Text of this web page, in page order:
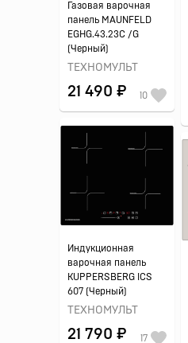
Газовая варочная
панель MAUNFELD
EGHG.43.23C /G
(Черный)
ТЕХНОМУЛЬТ
21 490 ₽ 10
Индукционная
варочная панель
KUPPERSBERG ICS
607 (Черный)
ТЕХНОМУЛЬТ
21 790 ₽ 17